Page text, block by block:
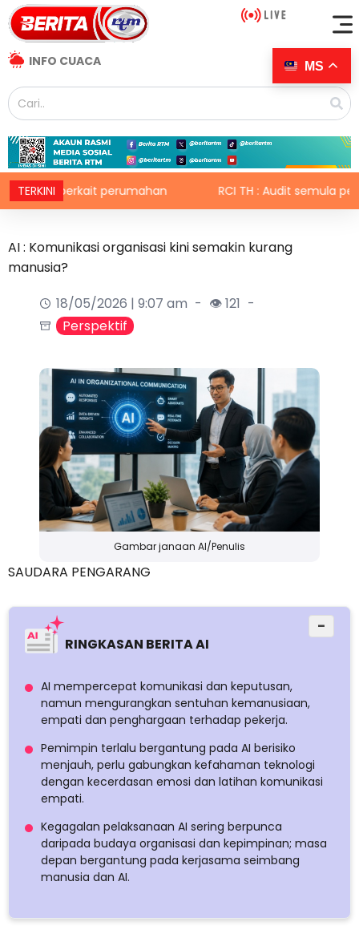
INFO CUACA
TERKINIperumahan RCI TH : Audit semula
AI : Komunikasi organisasi kini semakin kurang
manusia?
18/05/2026 | 9:07 am
👁 121
Perspektif
Gambar janaan AI/Penulis
SAUDARA PENGARANG
RINGKASAN BERITA AI
−
AI mempercepat komunikasi dan keputusan,
namun mengurangkan sentuhan kemanusiaan,
empati dan penghargaan terhadap pekerja.
Pemimpin terlalu bergantung pada AI berisiko
menjauh, perlu gabungkan kefahaman teknologi
dengan kecerdasan emosi dan latihan komunikasi
empati.
Kegagalan pelaksanaan AI sering berpunca
daripada budaya organisasi dan kepimpinan; masa
depan bergantung pada kerjasama seimbang
manusia dan AI.
MS